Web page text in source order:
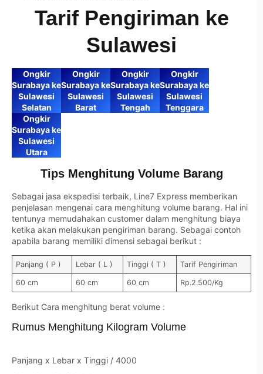
Tarif Pengiriman ke
Sulawesi
Ongkir
Surabaya ke
Sulawesi
Selatan
Ongkir
Surabaya ke
Sulawesi
Barat
Ongkir
Surabaya ke
Sulawesi
Tengah
Ongkir
Surabaya ke
Sulawesi
Tenggara
Ongkir
Surabaya ke
Sulawesi
Utara
Tips Menghitung Volume Barang
Sebagai jasa ekspedisi terbaik, Line7 Express memberikan
penjelasan mengenai cara menghitung volume barang. Hal ini
tentunya memudahakan customer dalam menghitung biaya
ketika akan melakukan pengiriman barang. Sebagai contoh
apabila barang memiliki dimensi sebagai berikut :
Panjang ( P ) Lebar ( L ) Tinggi ( T ) Tarif Pengiriman
60 cm 60 cm 60 cm Rp.2.500/Kg
Berikut Cara menghitung berat volume :
Rumus Menghitung Kilogram Volume
Panjang x Lebar x Tinggi / 4000